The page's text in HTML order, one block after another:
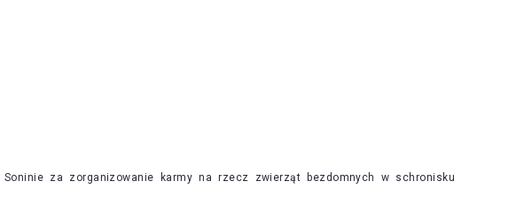
Soninie za zorganizowanie karmy na rzecz zwierząt bezdomnych w schronisku